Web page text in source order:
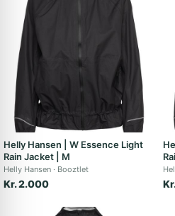
Helly Hansen | W Essence Light
Rain Jacket | M
Helly Hansen Booztlet
Kr. 2.000